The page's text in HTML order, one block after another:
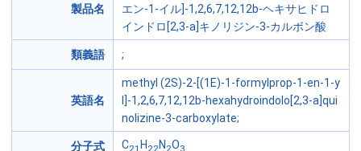
製品名
エン-1-イル]-1,2,6,7,12,12b-ヘキサヒドロ
インドロ[2,3-a]キノリジン-3-カルボン酸
類義語 ;
英語名
methyl (2S)-2-[(1E)-1-formylprop-1-en-1-y
l]-1,2,6,7,12,12b-hexahydroindolo[2,3-a]qui
nolizine-3-carboxylate;
分子式 C21 H 22N 2O3